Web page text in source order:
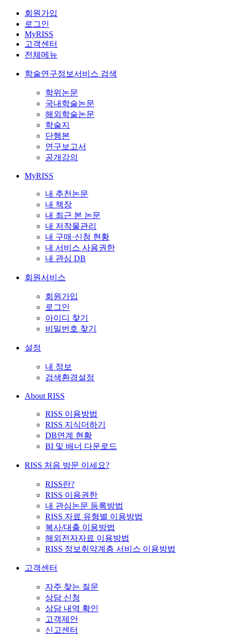
회원가입
로그인
MyRISS
고객센터
전체메뉴
학술연구정보서비스 검색
학위논문
국내학술논문
해외학술논문
학술지
단행본
연구보고서
공개강의
MyRISS
내 추천논문
내 책장
내 최근 본 논문
내 저작물관리
내 구매·신청 현황
내 서비스 사용권한
내 관심 DB
회원서비스
회원가입
로그인
아이디 찾기
비밀번호 찾기
설정
내 정보
검색환경설정
About RISS
RISS 이용방법
RISS 지식더하기
DB연계 현황
BI 및 배너 다운로드
RISS 처음 방문 이세요?
RISS란?
RISS 이용권한
내 관심논문 등록방법
RISS 자료 유형별 이용방법
복사/대출 이용방법
해외전자자료 이용방법
RISS 정보취약계층 서비스 이용방법
고객센터
자주 찾는 질문
상담 신청
상담 내역 확인
고객제안
신고센터